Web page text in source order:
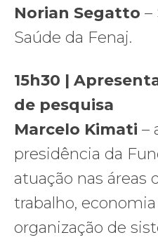
Norian Segatto –
Saúde da Fenaj.
15h30 |
de pesquisa
Marcelo Kimati –
presidência da
atuação nas áreas
trabalho,
organização de